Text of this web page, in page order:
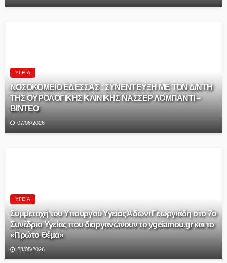
ΥΓΕΊΑ
ΝΟΣΟΚΟΜΕΙΟ ΕΔΕΣΣΑΣ : ΣΥΝΕΝΤΕΥΞΗ ΜΕ ΤΟΝ Δ/ΝΤΗ
ΤΗΣ ΟΥΡΟΛΟΓΙΚΗΣ ΚΛΙΝΙΚΗΣ ΝΑΣΣΕΡ ΛΟΜΠΑΝΤI –
ΒΙΝΤΕΟ
07/06/2026
ΥΓΕΊΑ
Συμμετοχή του Υπουργού Υγείας Άδωνι Γεωργιάδη στο 7ο
Συνέδριο Υγείας που διοργανώνουν το ygeiamou.gr και το
«Πρώτο Θέμα»
28/05/2026